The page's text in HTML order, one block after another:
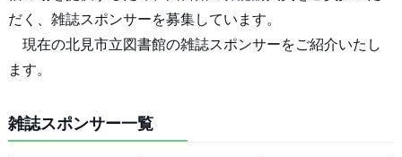
だく、雑誌スポンサーを募集しています。
現在の北見市立図書館の雑誌スポンサーをご紹介いたし
ます。
雑誌スポンサー一覧